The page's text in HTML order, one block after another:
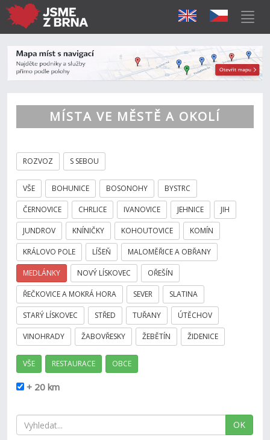
MÍSTA VE MĚSTĚ A OKOLÍ
ROZVOZ S SEBOU
VŠE BOHUNICE BOSONOHY BYSTRC
ČERNOVICE CHRLICE IVANOVICE JEHNICE JIH
JUNDROV KNÍNIČKY KOHOUTOVICE KOMÍN
KRÁLOVO POLE LÍŠEŇ MALOMĚŘICE A OBŘANY
MEDLÁNKY NOVÝ LÍSKOVEC OŘEŠÍN
ŘEČKOVICE A MOKRÁ HORA SEVER SLATINA
STARÝ LÍSKOVEC STŘED TUŘANY ÚTĚCHOV
VINOHRADY ŽABOVŘESKY ŽEBĚTÍN ŽIDENICE
VŠE RESTAURACE OBCE
+ 20 km
OK